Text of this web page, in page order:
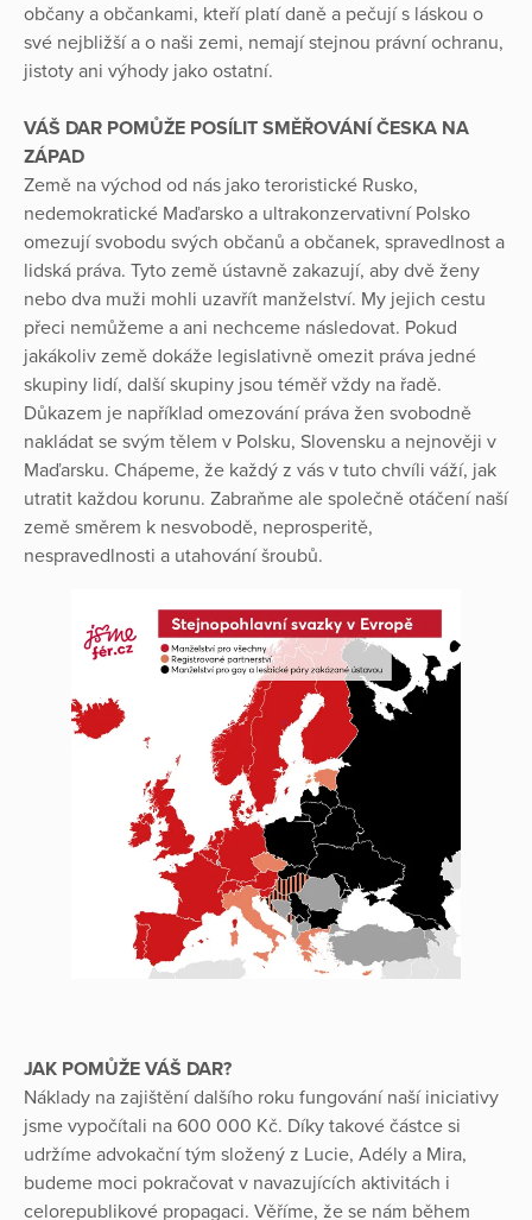
občany a občankami, kteří platí daně a pečují s láskou o
své nejbližší a o naši zemi, nemají stejnou právní ochranu,
jistoty ani výhody jako ostatní.
VÁŠ DAR POMŮŽE POSÍLIT SMĚŘOVÁNÍ ČESKA NA
ZÁPAD
Země na východ od nás jako teroristické Rusko,
nedemokratické Maďarsko a ultrakonzervativní Polsko
omezují svobodu svých občanů a občanek, spravedlnost a
lidská práva. Tyto země ústavně zakazují, aby dvě ženy
nebo dva muži mohli uzavřít manželství. My jejich cestu
přeci nemůžeme a ani nechceme následovat. Pokud
jakákoliv země dokáže legislativně omezit práva jedné
skupiny lidí, další skupiny jsou téměř vždy na řadě.
Důkazem je například omezování práva žen svobodně
nakládat se svým tělem v Polsku, Slovensku a nejnověji v
Maďarsku. Chápeme, že každý z vás v tuto chvíli váží, jak
utratit každou korunu. Zabraňme ale společně otáčení naší
země směrem k nesvobodě, neprosperitě,
nespravedlnosti a utahování šroubů.
JAK POMŮŽE VÁŠ DAR?
Náklady na zajištění dalšího roku fungování naší iniciativy
jsme vypočítali na 600 000 Kč. Díky takové částce si
udržíme advokační tým složený z Lucie, Adély a Mira,
budeme moci pokračovat v navazujících aktivitách i
celorepublikové propagaci. Věříme, že se nám během